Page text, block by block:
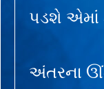
પડશે એમાં
અંતરના